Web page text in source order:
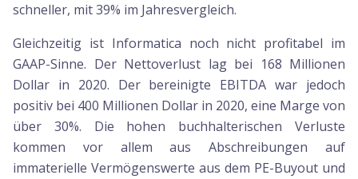
schneller, mit 39% im Jahresvergleich.
Gleichzeitig ist Informatica noch nicht profitabel im
GAAP-Sinne. Der Nettoverlust lag bei 168 Millionen
Dollar in 2020. Der bereinigte EBITDA war jedoch
positiv bei 400 Millionen Dollar in 2020, eine Marge von
über 30%. Die hohen buchhalterischen Verluste
kommen vor allem aus Abschreibungen auf
immaterielle Vermögenswerte aus dem PE-Buyout und